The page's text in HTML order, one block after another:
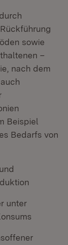
sowie
–
nach dem
Beispiel
Bedarfs von
unter